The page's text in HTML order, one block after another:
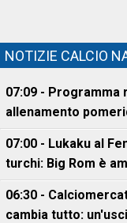
NOTIZIE CALCIO
07:09 - Programma
allenamento
07:00 - Lukaku al
turchi: Big Rom è
06:30 -
cambia tutto: